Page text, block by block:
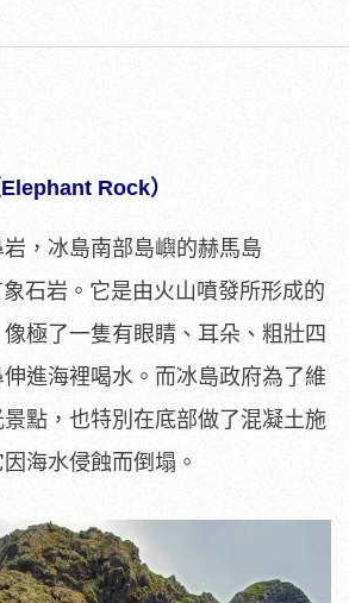
Rock）
，冰島南部島嶼的赫馬島
象石岩。它是由火山噴發所形成的
極了一隻有眼睛、耳朵、粗壯四
進海裡喝水。而冰島政府為了維
點，也特別在底部做了混凝土施
海水侵蝕而倒塌。